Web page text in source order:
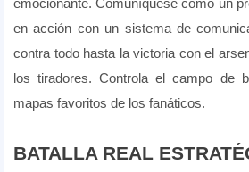
emocionante. Comuníquese como un
en acción con un sistema de
contra todo hasta la victoria con el
los tiradores. Controla el campo de
mapas favoritos de los fanáticos.
BATALLA REAL